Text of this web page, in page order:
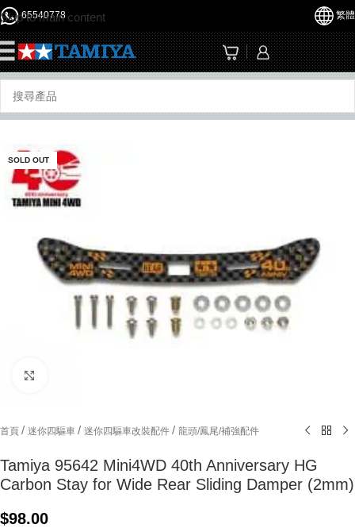
Skip to main content
65540778 繁體
SOLD OUT
首頁 / 迷你四驅車 / 迷你四驅車改裝配件 / 龍頭/鳳尾/補強配件
Tamiya 95642 Mini4WD 40th Anniversary HG
Carbon Stay for Wide Rear Sliding Damper (2mm)
$98.00